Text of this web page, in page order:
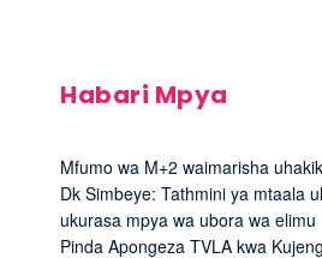
Habari Mpya
Mfumo wa M+2 waimarisha
Dk Simbeye: Tathmini ya mtaala
ukurasa mpya wa ubora wa elimu
Pinda Apongeza TVLA kwa